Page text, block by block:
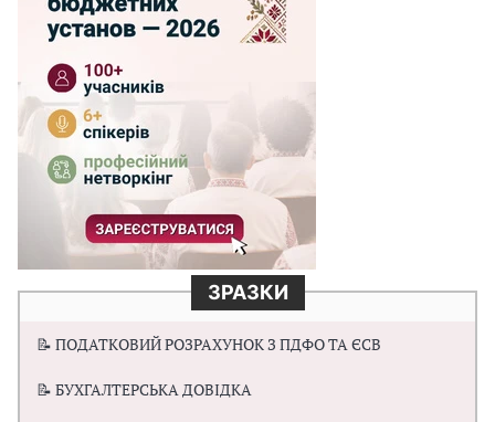
ЗРАЗКИ
📝 ПОДАТКОВИЙ РОЗРАХУНОК З ПДФО ТА ЄСВ
📝 БУХГАЛТЕРСЬКА ДОВІДКА